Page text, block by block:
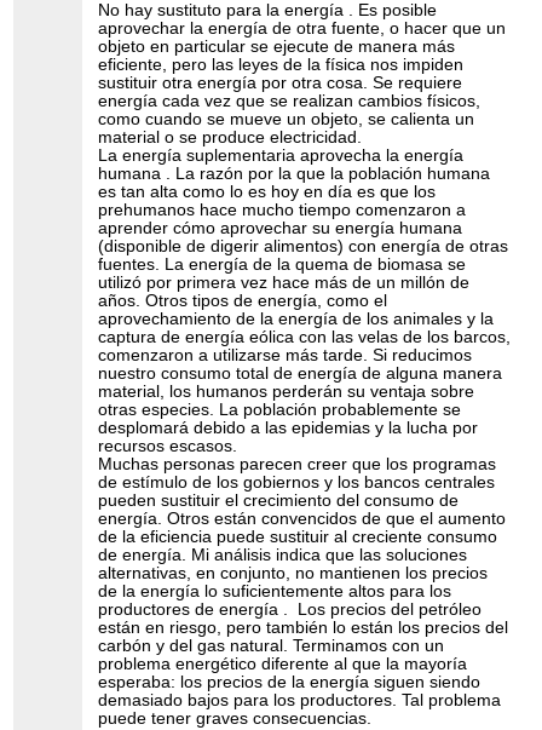
No hay sustituto para la energía . Es posible
aprovechar la energía de otra fuente, o hacer que un
objeto en particular se ejecute de manera más
eficiente, pero las leyes de la física nos impiden
sustituir otra energía por otra cosa. Se requiere
energía cada vez que se realizan cambios físicos,
como cuando se mueve un objeto, se calienta un
material o se produce electricidad.
La energía suplementaria aprovecha la energía
humana . La razón por la que la población humana
es tan alta como lo es hoy en día es que los
prehumanos hace mucho tiempo comenzaron a
aprender cómo aprovechar su energía humana
(disponible de digerir alimentos) con energía de otras
fuentes. La energía de la quema de biomasa se
utilizó por primera vez hace más de un millón de
años. Otros tipos de energía, como el
aprovechamiento de la energía de los animales y la
captura de energía eólica con las velas de los barcos,
comenzaron a utilizarse más tarde. Si reducimos
nuestro consumo total de energía de alguna manera
material, los humanos perderán su ventaja sobre
otras especies. La población probablemente se
desplomará debido a las epidemias y la lucha por
recursos escasos.
Muchas personas parecen creer que los programas
de estímulo de los gobiernos y los bancos centrales
pueden sustituir el crecimiento del consumo de
energía. Otros están convencidos de que el aumento
de la eficiencia puede sustituir al creciente consumo
de energía. Mi análisis indica que las soluciones
alternativas, en conjunto, no mantienen los precios
de la energía lo suficientemente altos para los
productores de energía . Los precios del petróleo
están en riesgo, pero también lo están los precios del
carbón y del gas natural. Terminamos con un
problema energético diferente al que la mayoría
esperaba: los precios de la energía siguen siendo
demasiado bajos para los productores. Tal problema
puede tener graves consecuencias.